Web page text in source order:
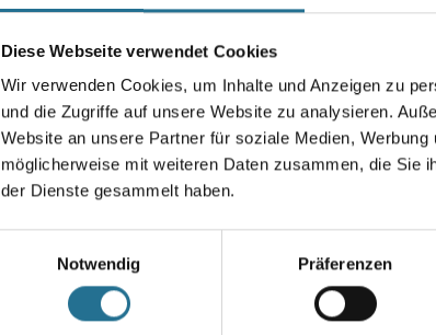
Diese Webseite verwendet Cookies
Wir verwenden Cookies, um Inhalte und Anzeigen zu
und die Zugriffe auf unsere Website zu analysieren.
Website an unsere Partner für soziale Medien,
möglicherweise mit weiteren Daten zusammen, die Sie
der Dienste gesammelt haben.
Notwendig
Präferenzen
VIELLEICHT